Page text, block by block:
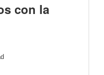
con la